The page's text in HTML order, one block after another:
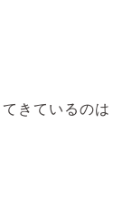
きているのは